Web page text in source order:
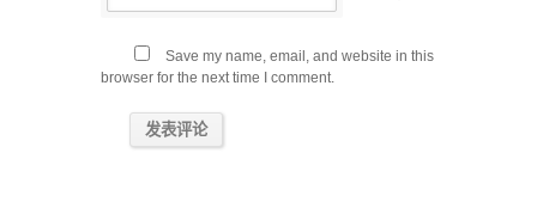
Save my name, email, and website in this
browser for the next time I comment.